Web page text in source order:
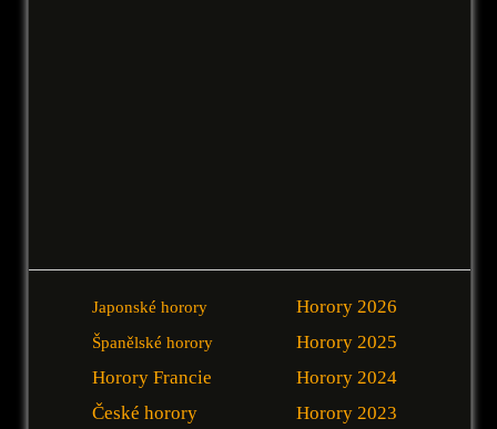
Japonské horory
Španělské horory
Horory Francie
České horory
Horory 2026
Horory 2025
Horory 2024
Horory 2023